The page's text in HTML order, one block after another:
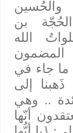
الحُجّة بن
الله
ما جاء في
إلى
.. وهي
أنّها